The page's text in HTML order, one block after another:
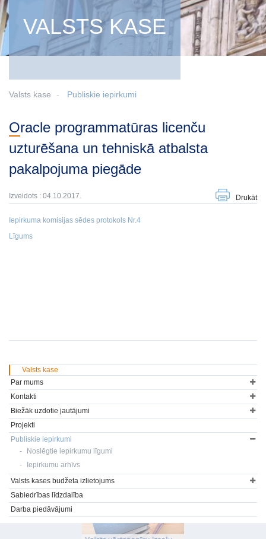
VALSTS KASE
Valsts kase Publiskie iepirkumi
Oracle programmatūras licenču
uzturēšana un tehniskā atbalsta
pakalpojuma piegāde
Izveidots : 04.10.2017. Drukāt
Iepirkuma komisijas sēdes protokols Nr.4
Līgums
Valsts kase
Par mums
Kontakti
Biežāk uzdotie jautājumi
Projekti
Publiskie iepirkumi
Noslēgtie iepirkumu līgumi
Iepirkumu arhīvs
Valsts kases budžeta izlietojums
Sabiedrības līdzdalība
Darba piedāvājumi